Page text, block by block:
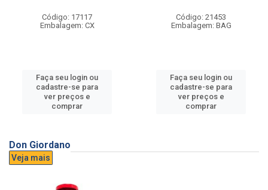
Código: 17117
Embalagem: CX
Faça seu login ou
cadastre-se para
ver preços e
comprar
Código: 21453
Embalagem: BAG
Faça seu login ou
cadastre-se para
ver preços e
comprar
Don Giordano
Veja mais